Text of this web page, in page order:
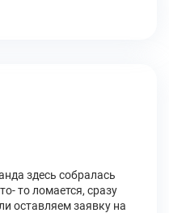
здесь собралась
то ломается, сразу
оставляем заявку на